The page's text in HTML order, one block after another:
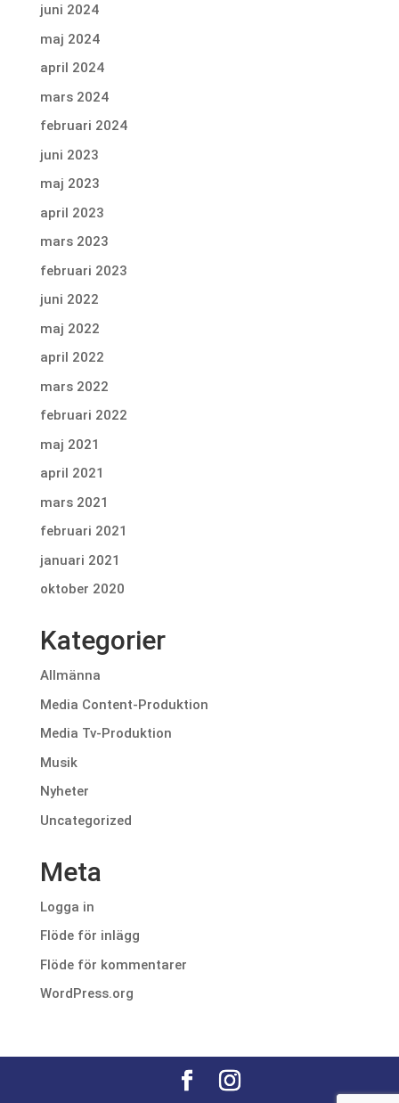
juni 2024
maj 2024
april 2024
mars 2024
februari 2024
juni 2023
maj 2023
april 2023
mars 2023
februari 2023
juni 2022
maj 2022
april 2022
mars 2022
februari 2022
maj 2021
april 2021
mars 2021
februari 2021
januari 2021
oktober 2020
Kategorier
Allmänna
Media Content-Produktion
Media Tv-Produktion
Musik
Nyheter
Uncategorized
Meta
Logga in
Flöde för inlägg
Flöde för kommentarer
WordPress.org